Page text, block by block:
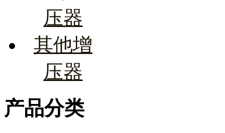
压器
其他增
压器
产品分类